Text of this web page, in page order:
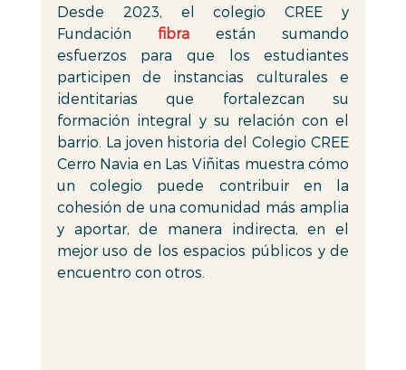
Desde 2023, el colegio CREE y
Fundación fibra
están sumando
esfuerzos para que los estudiantes
participen de instancias culturales e
identitarias que fortalezcan su
formación integral y su relación con el
barrio. La joven historia del Colegio CREE
Cerro Navia en Las Viñitas muestra cómo
un colegio puede contribuir en la
cohesión de una comunidad más amplia
y aportar, de manera indirecta, en el
mejor uso de los espacios públicos y de
encuentro con otros.